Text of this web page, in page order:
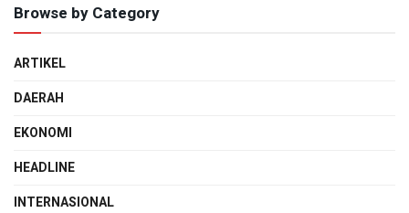
Browse by Category
ARTIKEL
DAERAH
EKONOMI
HEADLINE
INTERNASIONAL